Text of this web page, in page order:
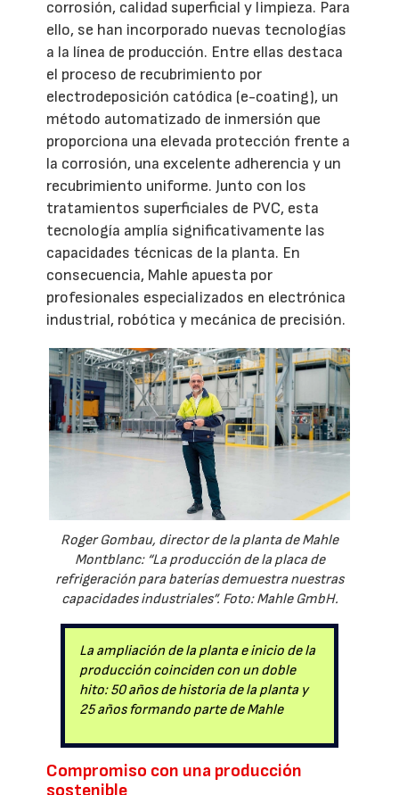
corrosión, calidad superficial y limpieza. Para
ello, se han incorporado nuevas tecnologías
a la línea de producción. Entre ellas destaca
el proceso de recubrimiento por
electrodeposición catódica (e-coating), un
método automatizado de inmersión que
proporciona una elevada protección frente a
la corrosión, una excelente adherencia y un
recubrimiento uniforme. Junto con los
tratamientos superficiales de PVC, esta
tecnología amplía significativamente las
capacidades técnicas de la planta. En
consecuencia, Mahle apuesta por
profesionales especializados en electrónica
industrial, robótica y mecánica de precisión.
Roger Gombau, director de la planta de Mahle
Montblanc: “La producción de la placa de
refrigeración para baterías demuestra nuestras
capacidades industriales”. Foto: Mahle GmbH.
La ampliación de la planta e inicio de la
producción coinciden con un doble
hito: 50 años de historia de la planta y
25 años formando parte de Mahle
Compromiso con una producción